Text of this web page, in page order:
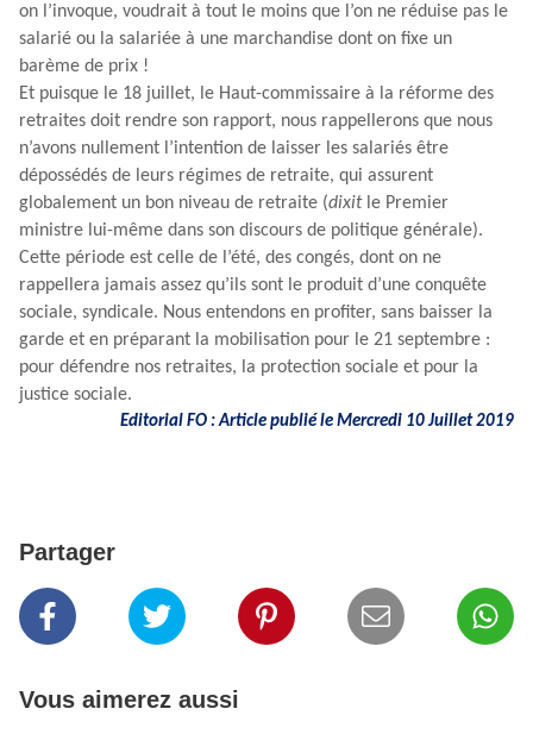
on l’invoque, voudrait à tout le moins que l’on ne réduise pas le
salarié ou la salariée à une marchandise dont on fixe un
barème de prix !
Et puisque le 18 juillet, le Haut-commissaire à la réforme des
retraites doit rendre son rapport, nous rappellerons que nous
n’avons nullement l’intention de laisser les salariés être
dépossédés de leurs régimes de retraite, qui assurent
globalement un bon niveau de retraite (dixit le Premier
ministre lui-même dans son discours de politique générale).
Cette période est celle de l’été, des congés, dont on ne
rappellera jamais assez qu’ils sont le produit d’une conquête
sociale, syndicale. Nous entendons en profiter, sans baisser la
garde et en préparant la mobilisation pour le 21 septembre :
pour défendre nos retraites, la protection sociale et pour la
justice sociale.
Editorial FO : Article publié le Mercredi 10 Juillet 2019
Partager
Vous aimerez aussi